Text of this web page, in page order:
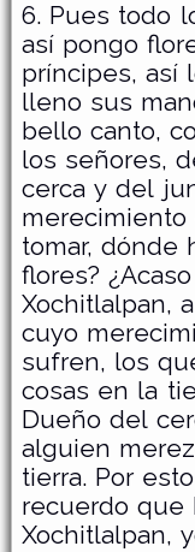
6. Pues todo
así pongo
príncipes, así
lleno sus
bello canto,
los señores,
cerca y del
tomar, dónde
flores?
Xochitlalpan,
cuyo
sufren, los
cosas en la
Dueño del
alguien
tierra. Por
recuerdo que
Xochitlalpan,